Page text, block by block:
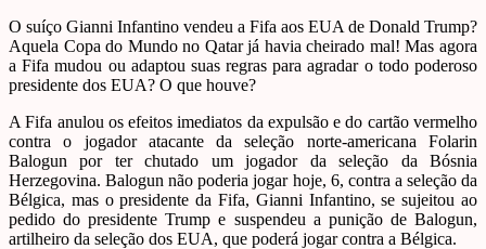
O suíço Gianni Infantino vendeu a Fifa aos EUA de Donald Trump?
Aquela Copa do Mundo no Qatar já havia cheirado mal! Mas agora
a Fifa mudou ou adaptou suas regras para agradar o todo poderoso
presidente dos EUA? O que houve?
A Fifa anulou os efeitos imediatos da expulsão e do cartão vermelho
contra o jogador atacante da seleção norte-americana Folarin
Balogun por ter chutado um jogador da seleção da Bósnia
Herzegovina. Balogun não poderia jogar hoje, 6, contra a seleção da
Bélgica, mas o presidente da Fifa, Gianni Infantino, se sujeitou ao
pedido do presidente Trump e suspendeu a punição de Balogun,
artilheiro da seleção dos EUA, que poderá jogar contra a Bélgica.